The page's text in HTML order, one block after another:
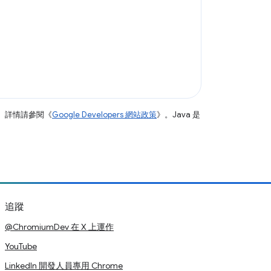
詳情請參閱《Google Developers 網站政策》。Java 是
追蹤
@ChromiumDev 在 X 上運作
YouTube
LinkedIn 開發人員專用 Chrome